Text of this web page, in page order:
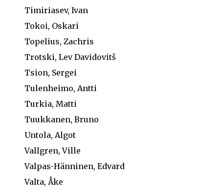
Timiriasev, Ivan
Tokoi, Oskari
Topelius, Zachris
Trotski, Lev Davidovitš
Tsion, Sergei
Tulenheimo, Antti
Turkia, Matti
Tuukkanen, Bruno
Untola, Algot
Vallgren, Ville
Valpas-Hänninen, Edvard
Valta, Åke